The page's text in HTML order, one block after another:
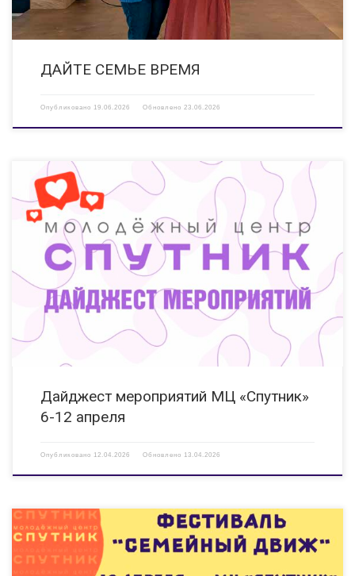
ДАЙТЕ СЕМЬЕ ВРЕМЯ
Опубликовано 19.06.2026 Обновлено 23.06.2026
Делимся главными моментами — ловите подборку самых ярких Вторник,
6 апреля Провели душевный весенний мастер‑класс для мам и
малышей из объединения «Клюква‑сад». Творчество, улыбки и море
позитива — что еще нужно для хорошего дня? Среда, […]
Дайджест мероприятий МЦ «Спутник»
6-12 апреля
Опубликовано 12.04.2026 Обновлено 13.04.2026